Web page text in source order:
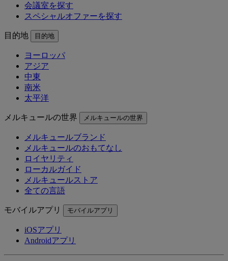
会議室を探す
スペシャルオファーを探す
目的地 目的地
ヨーロッパ
アジア
中東
南米
太平洋
メルキュールの世界 メルキュールの世界
メルキュールブランド
メルキュールのおもてなし
ロイヤリティ
ローカルガイド
メルキュールストア
全ての言語
モバイルアプリ モバイルアプリ
iOSアプリ
Androidアプリ